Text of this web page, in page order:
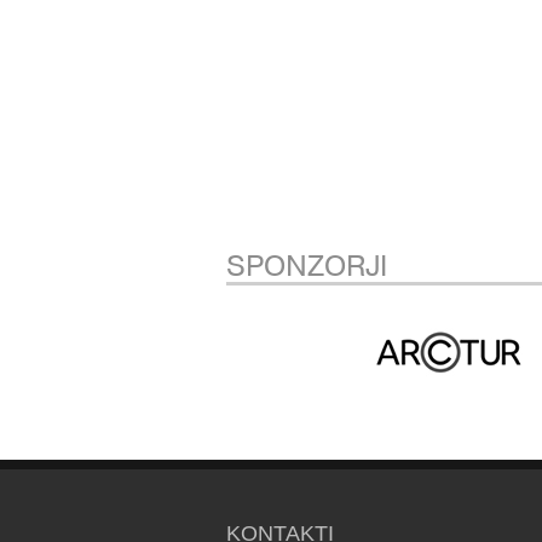
SPONZORJI
KONTAKTI